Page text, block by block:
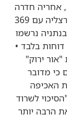
אחריה חדרה
עם 500 והרצליה עם 369
נרשמו
השנה 103 דוחות בלבד •
ירוק"
כי מדובר
האכיפה
לשרוד
הרבה יותר